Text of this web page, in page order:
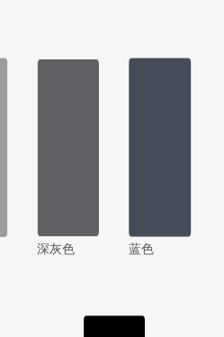
深灰色 蓝色